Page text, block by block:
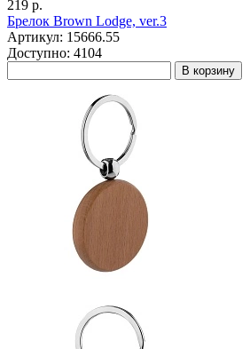
219 р.
Брелок Brown Lodge, ver.3
Артикул: 15666.55
Доступно: 4104
В корзину